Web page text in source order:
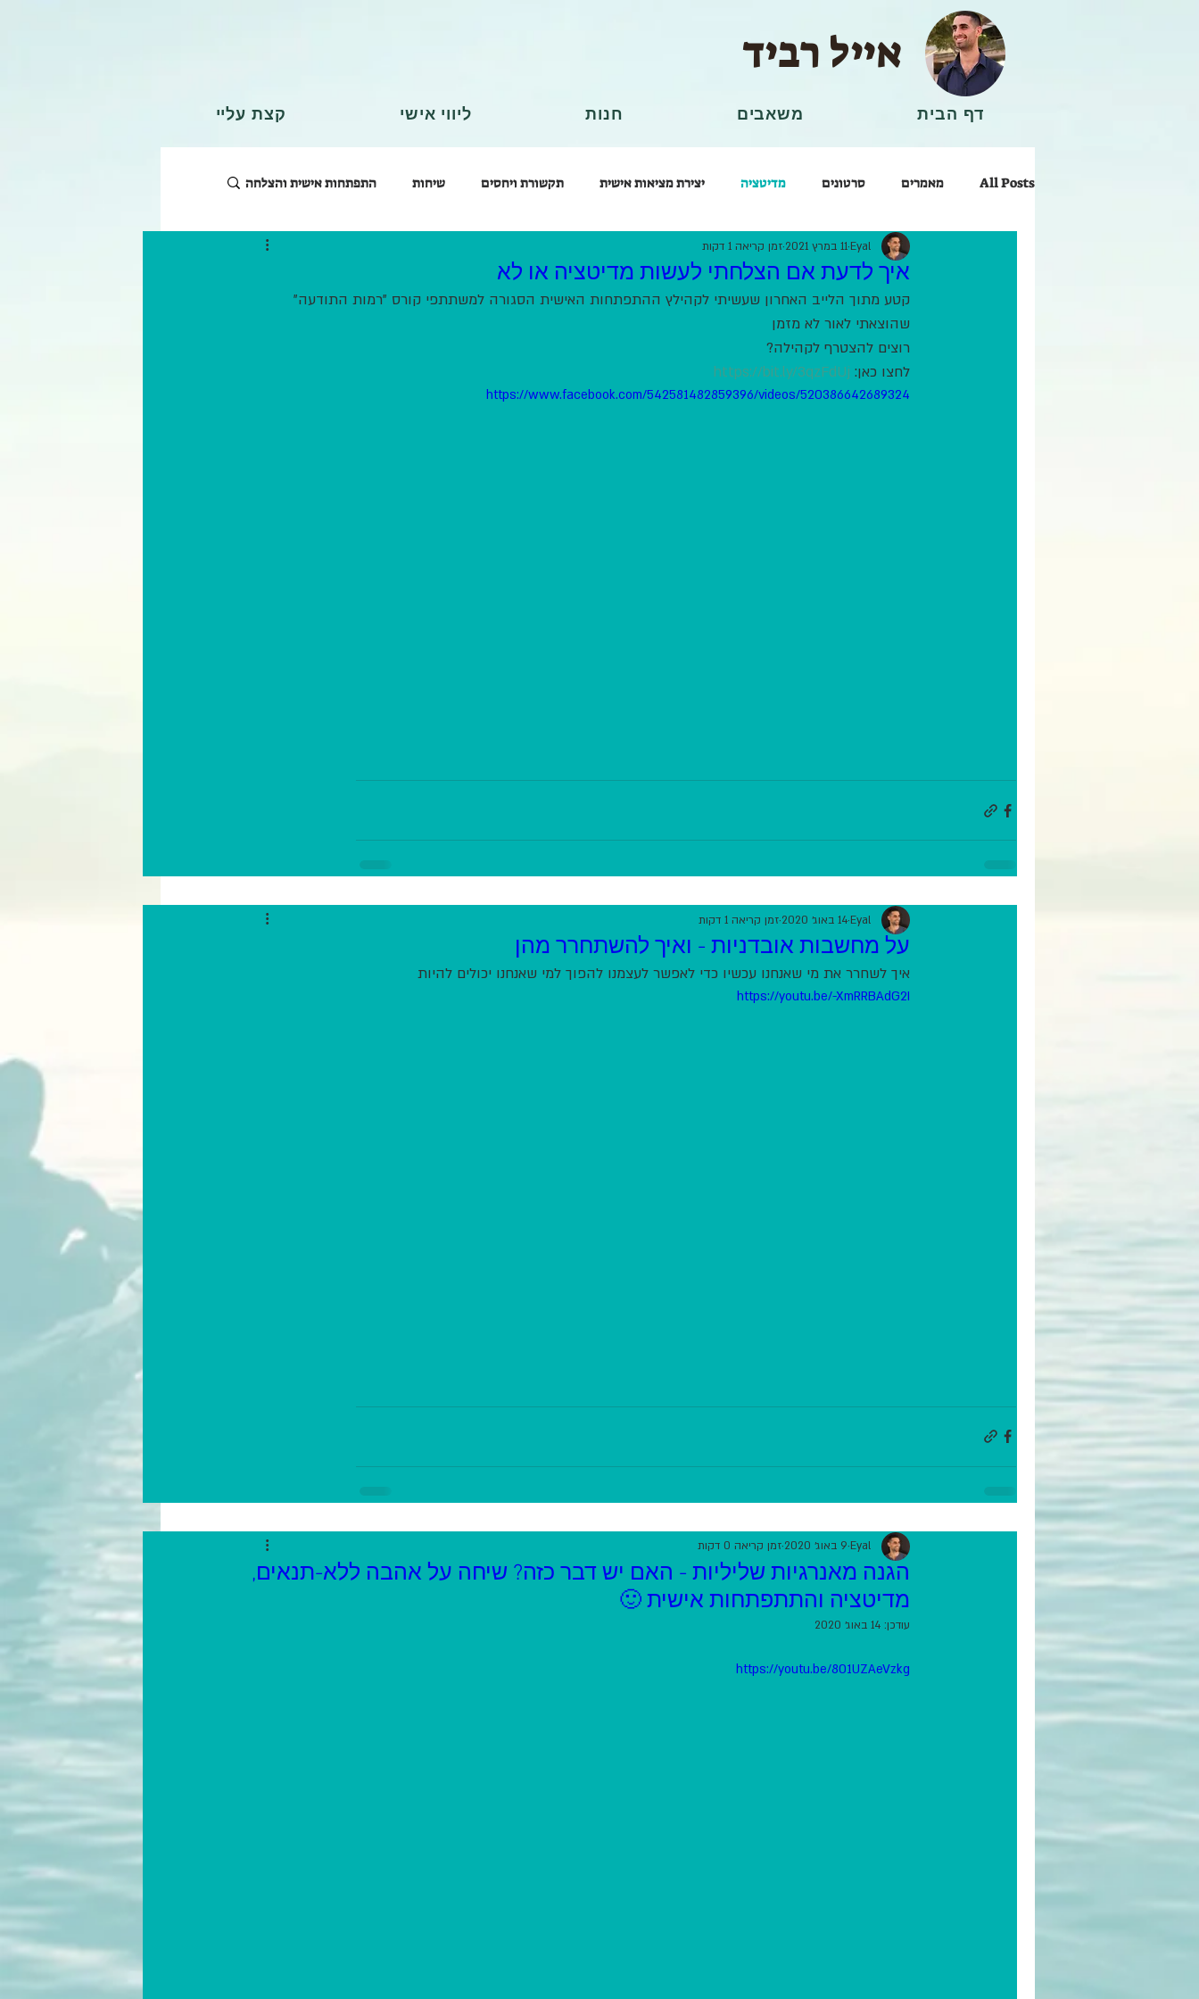
אייל רביד
דף הבית משאבים חנות ליווי אישי קצת עליי
All Posts מאמרים סרטונים מדיטציה יצירת מציאות אישית תקשורת ויחסים שיחות התפתחות אישית והצלחה
איך לדעת אם הצלחתי לעשות מדיטציה או לא
Eyal 11 במרץ 2021 זמן קריאה 1 דקות
קטע מתוך הלייב האחרון שעשיתי לקהילץ ההתפתחות האישית הסגורה למשתתפי קורס "רמות התודעה"
שהוצאתי לאור לא מזמן
רוצים להצטרף לקהילה?
לחצו כאן: https://bit.ly/3qzFdUj
https://www.facebook.com/542581482859396/videos/520386642689324
על מחשבות אובדניות - ואיך להשתחרר מהן
Eyal 14 באוג׳ 2020 זמן קריאה 1 דקות
איך לשחרר את מי שאנחנו עכשיו כדי לאפשר לעצמנו להפוך למי שאנחנו יכולים להיות
https://youtu.be/-XmRRBAdG2I
הגנה מאנרגיות שליליות - האם יש דבר כזה? שיחה על אהבה ללא-תנאים,
מדיטציה והתתפתחות אישית 🙂
Eyal 9 באוג׳ 2020 זמן קריאה 0 דקות
עודכן: 14 באוג׳ 2020
https://youtu.be/8O1UZAeVzkg